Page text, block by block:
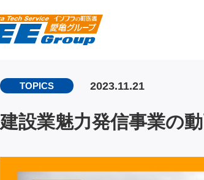
TOPICS 2023.11.21
建設業魅力発信事業の動